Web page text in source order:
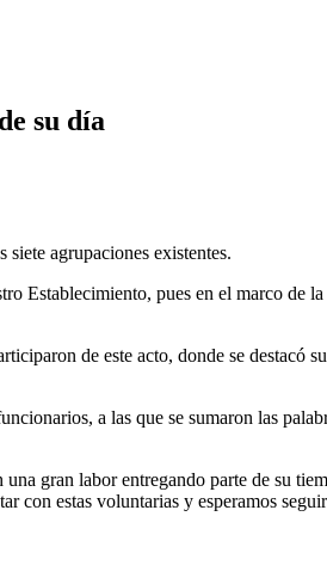
su día
agrupaciones existentes.
Establecimiento, pues en el marco de
de este acto, donde se destacó
a las que se sumaron las
gran labor entregando parte de su
con estas voluntarias y esperamos